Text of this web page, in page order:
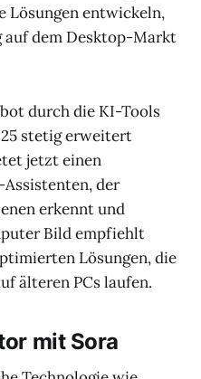
Lösungen entwickeln,
auf dem Desktop-Markt
durch die KI-Tools
stetig erweitert
jetzt einen
der
erkennt und
Bild empfiehlt
Lösungen, die
älteren PCs laufen.
mit Sora